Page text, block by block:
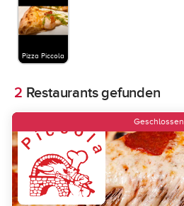
Pizza Piccola
2 Restaurants gefunden
Geschlossen